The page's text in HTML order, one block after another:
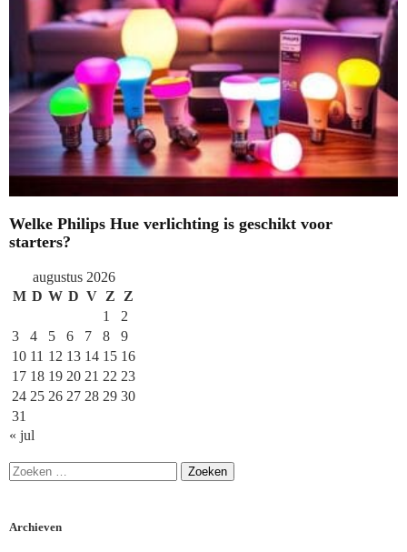
Welke Philips Hue verlichting is geschikt voor
starters?
augustus 2026
M D W D V Z
Z
1
2
3
4 5 6 7 8
9
10 11 12 13 14 15 16
17 18 19 20 21 22 23
24 25 26 27 28 29 30
31
« jul
Archieven